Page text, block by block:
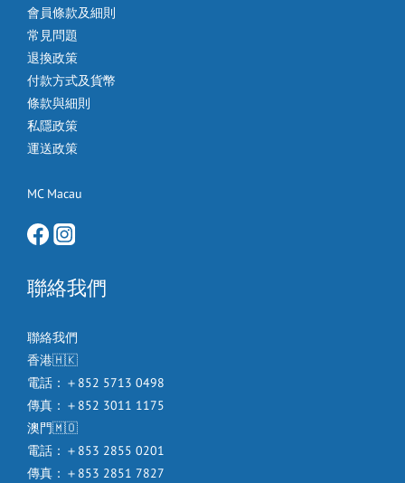
會員條款及細則
常見問題
退換政策
付款方式及貨幣
條款與細則
私隱政策
運送政策
MC Macau
聯絡我們
聯絡我們
香港🇭🇰
電話：＋852 5713 0498
傳真：＋852 3011 1175
澳門🇲🇴
電話：＋853 2855 0201
傳真：＋853 2851 7827